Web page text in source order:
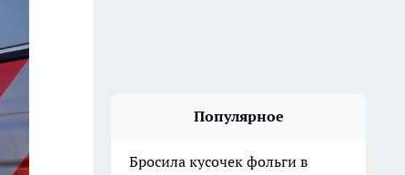
Популярное
Бросила кусочек фольги в